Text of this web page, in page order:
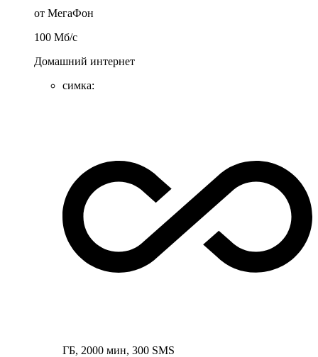
от МегаФон
100 Мб/c
Домашний интернет
симка:
ГБ, 2000 мин, 300 SMS